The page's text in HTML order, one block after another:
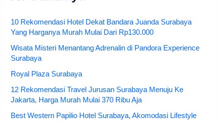
10 Rekomendasi Hotel Dekat Bandara Juanda Surabaya
Yang Harganya Murah Mulai Dari Rp130.000
Wisata Misteri Menantang Adrenalin di Pandora Experience
Surabaya
Royal Plaza Surabaya
12 Rekomendasi Travel Jurusan Surabaya Menuju Ke
Jakarta, Harga Murah Mulai 370 Ribu Aja
Best Western Papilio Hotel Surabaya, Akomodasi Lifestyle